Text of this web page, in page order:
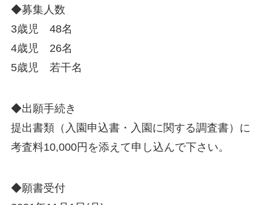
◆募集人数
3歳児 48名
4歳児 26名
5歳児 若干名
◆出願手続き
提出書類（入園申込書・入園に関する調査書）に
考査料10,000円を添えて申し込んで下さい。
◆願書受付